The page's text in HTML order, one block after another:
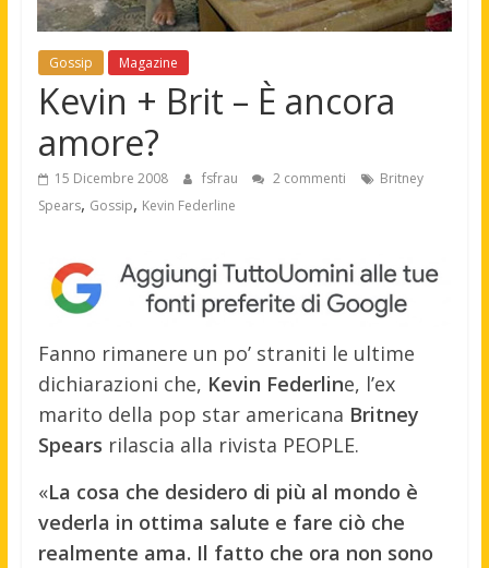
Gossip Magazine
Kevin + Brit – È ancora
amore?
15 Dicembre 2008 fsfrau 2 commenti
Britney
Spears, Gossip, Kevin Federline
Fanno rimanere un po’ straniti le ultime
dichiarazioni che, Kevin Federline, l’ex
marito della pop star americana Britney
Spears rilascia alla rivista PEOPLE.
«La cosa che desidero di più al mondo è
vederla in ottima salute e fare ciò che
realmente ama. Il fatto che ora non sono